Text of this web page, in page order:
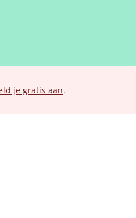
je gratis aan.